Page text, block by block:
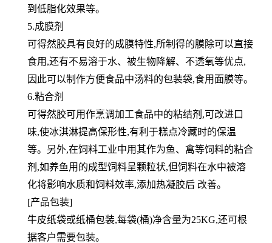
到低脂化效果等。
5.成膜剂
可得然胶具有良好的成膜特性,所制得的膜除可以直接
食用,还有不易溶于水、被生物降解、不透氧等优点,
因此可以制作方便食品中汤料的包装袋,食用面膜等。
6.粘合剂
可得然胶可用作烹调加工食品中的粘结剂,可改进口
味,使冰淇淋提高保形性,有利于糕点冷藏时的保温
等。另外,在饲料工业中用其作为鱼、禽等饲料的粘合
剂,如养鱼用的成型饲料呈颗粒状,但饲料在水中被溶
化将影响水质和饲料效率,添加热凝胶后 改善。
[产品包装]
牛皮纸袋或纸桶包装,每袋(桶)净含量为25KG,还可根
据客户需要包装。